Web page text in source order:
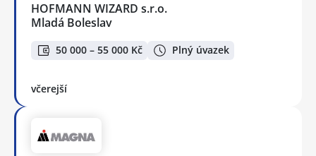
HOFMANN WIZARD s.r.o.
Mladá Boleslav
50 000 – 55 000 Kč Plný úvazek
včerejší